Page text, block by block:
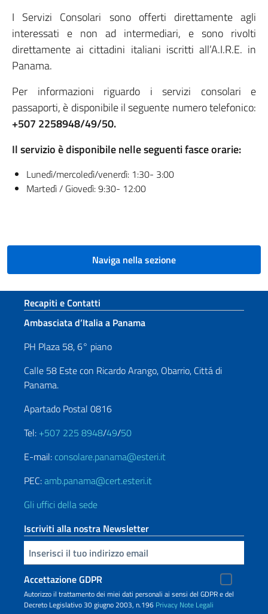
I Servizi Consolari sono offerti direttamente agli
interessati e non ad intermediari, e sono rivolti
direttamente ai cittadini italiani iscritti all’A.I.R.E. in
Panama.
Per informazioni riguardo i servizi consolari e
passaporti, è disponibile il seguente numero telefonico:
+507 2258948/49/50.
Il servizio è disponibile nelle seguenti fasce orarie:
Lunedì/mercoledì/venerdì: 1:30- 3:00
Martedì / Giovedì: 9:30- 12:00
Naviga nella sezione
Sezione footer
Recapiti e Contatti
Ambasciata d’Italia a Panama
PH Plaza 58, 6° piano
Calle 58 Este con Ricardo Arango, Obarrio, Cittá di
Panama.
Apartado Postal 0816
Tel: +507 225 8948/49/50
E-mail: consolare.panama@esteri.it
PEC:amb.panama@cert.esteri.it
Gli uffici della sede
Iscriviti alla nostra Newsletter
Inserisci la tua email
Accettazione GDPR
Autorizzo il trattamento dei miei dati personali ai sensi del GDPR e del
Decreto Legislativo 30 giugno 2003, n.196 Privacy Note Legali